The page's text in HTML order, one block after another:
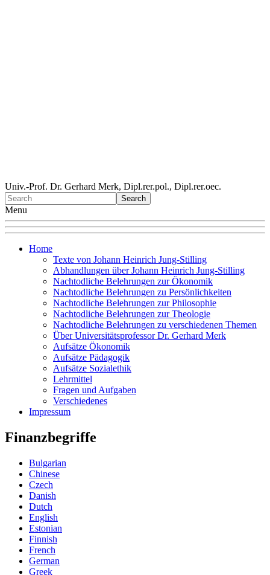
Univ.-Prof. Dr. Gerhard Merk, Dipl.rer.pol., Dipl.rer.oec.
Menu
Home
Texte von Johann Heinrich Jung-Stilling
Abhandlungen über Johann Heinrich Jung-Stilling
Nachtodliche Belehrungen zur Ökonomik
Nachtodliche Belehrungen zu Persönlichkeiten
Nachtodliche Belehrungen zur Philosophie
Nachtodliche Belehrungen zur Theologie
Nachtodliche Belehrungen zu verschiedenen Themen
Über Universitätsprofessor Dr. Gerhard Merk
Aufsätze Ökonomik
Aufsätze Pädagogik
Aufsätze Sozialethik
Lehrmittel
Fragen und Aufgaben
Verschiedenes
Impressum
Finanzbegriffe
Bulgarian
Chinese
Czech
Danish
Dutch
English
Estonian
Finnish
French
German
Greek